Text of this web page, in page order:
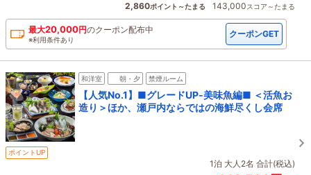
2,860ポイント～たまる 143,000スコア～たまる
最大20,000円のクーポン配布中
※利用条件あり
クーポンGET
和洋室 朝・夕 禁煙ルーム
【人気No.1】■グレードUP‐美味魚編■ ＜活魚お
造り＞ほか、瀬戸内ならではの海鮮尽くし会席
ポイントUP
1泊 大人2名 合計(税込)